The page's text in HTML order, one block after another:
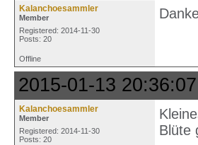
Kalanchoesammler
Member
Registered: 2014-11-30
Posts: 20
Offline
2015-01-13 20:36:07
Kalanchoesammler
Member
Registered: 2014-11-30
Posts: 20
Blüte